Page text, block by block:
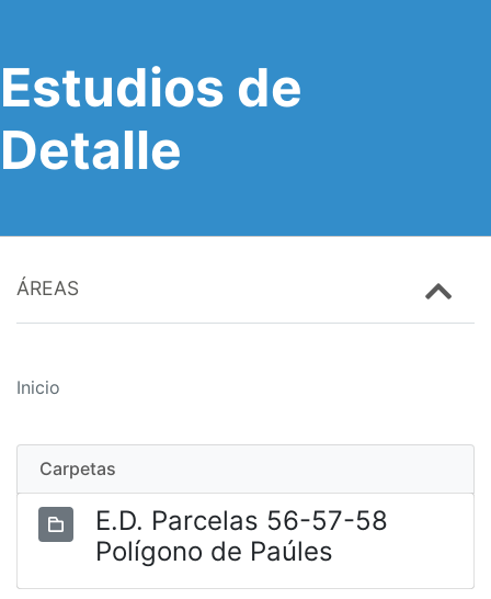
Estudios de
Detalle
ÁREAS
Inicio
Carpetas
E.D. Parcelas 56-57-58
Polígono de Paúles